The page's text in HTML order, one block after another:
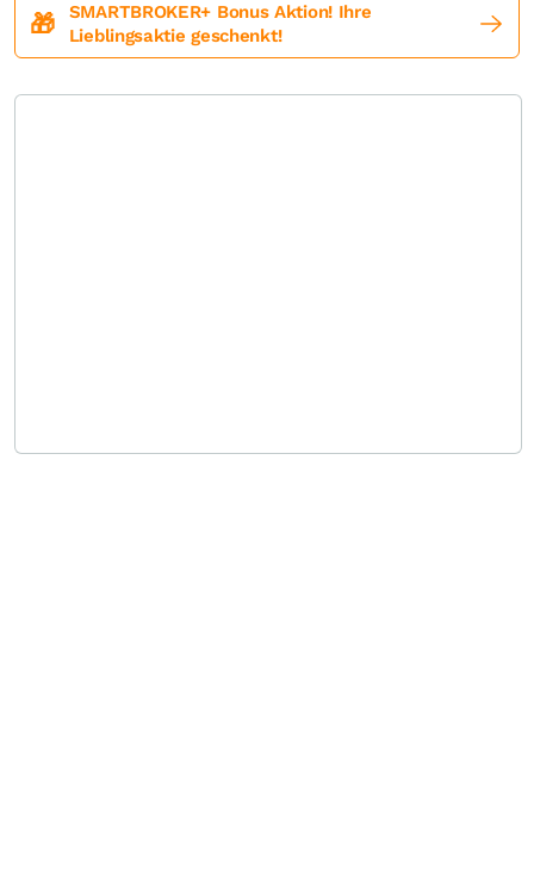
🎁
SMARTBROKER+ Bonus Aktion! Ihre
Lieblingsaktie geschenkt!